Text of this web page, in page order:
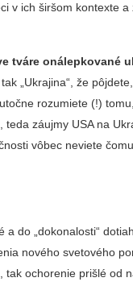
v ich širšom kontexte
tváre onálepkované
„Ukrajina“, že
rozumiete (!)
teda záujmy USA na
vôbec neviete
do „dokonalosti“
nového svetového
ochorenie prišlé od